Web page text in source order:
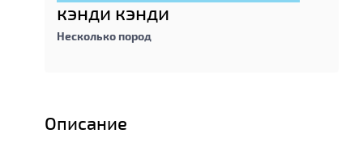
кэнди кэнди
Несколько пород
Описание